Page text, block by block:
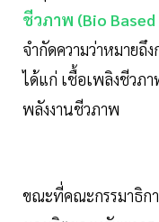
ชีวภาพ (Bio Based
จำกัดความว่าหมาย
ได้แก่ เชื้อเพลิงชีวภ
พลังงานชีวภาพ
ขณะที่คณะกรรมาธิกา